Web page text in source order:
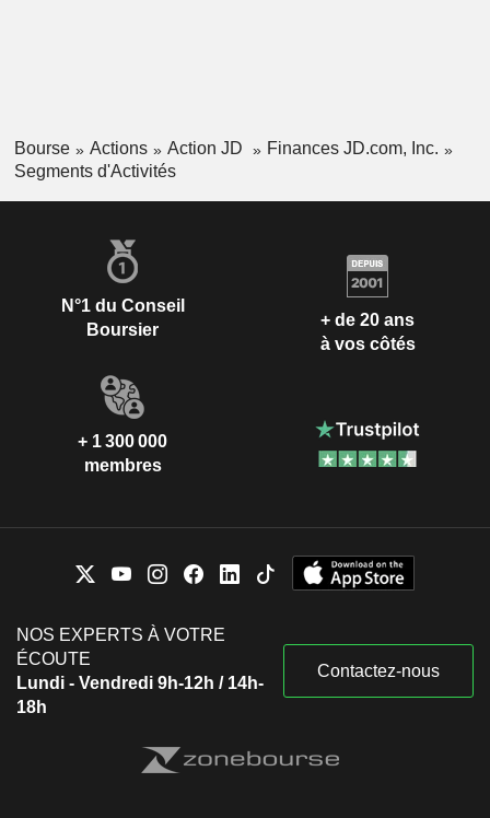
Bourse Actions Action JD
Finances JD.com, Inc.
Segments d'Activités
N°1 du Conseil
Boursier
+ de 20 ans
à vos côtés
+ 1 300 000
membres
NOS EXPERTS À VOTRE
ÉCOUTE
Lundi - Vendredi 9h-12h / 14h-
18h
Contactez-nous